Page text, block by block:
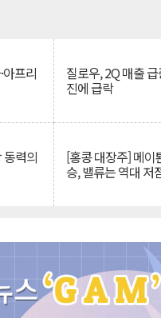
프리 질로우, 2Q 매출
진에 급락
력의 [홍콩 대장주] 메
승, 밸류는 역대 저